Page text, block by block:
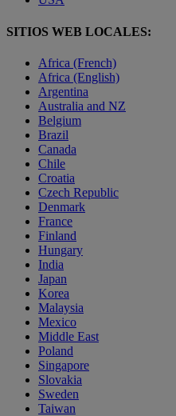
SITIOS WEB LOCALES:
Africa (French)
Africa (English)
Argentina
Australia and NZ
Belgium
Brazil
Canada
Chile
Croatia
Czech Republic
Denmark
France
Finland
Hungary
India
Japan
Korea
Malaysia
Mexico
Middle East
Poland
Singapore
Slovakia
Sweden
Taiwan